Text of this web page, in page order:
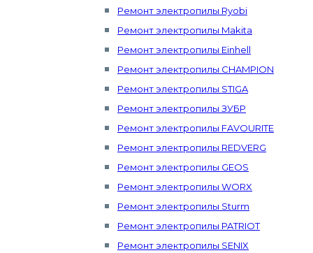
Ремонт электропилы Ryobi
Ремонт электропилы Makita
Ремонт электропилы Einhell
Ремонт электропилы CHAMPION
Ремонт электропилы STIGA
Ремонт электропилы ЗУБР
Ремонт электропилы FAVOURITE
Ремонт электропилы REDVERG
Ремонт электропилы GEOS
Ремонт электропилы WORX
Ремонт электропилы Sturm
Ремонт электропилы PATRIOT
Ремонт электропилы SENIX